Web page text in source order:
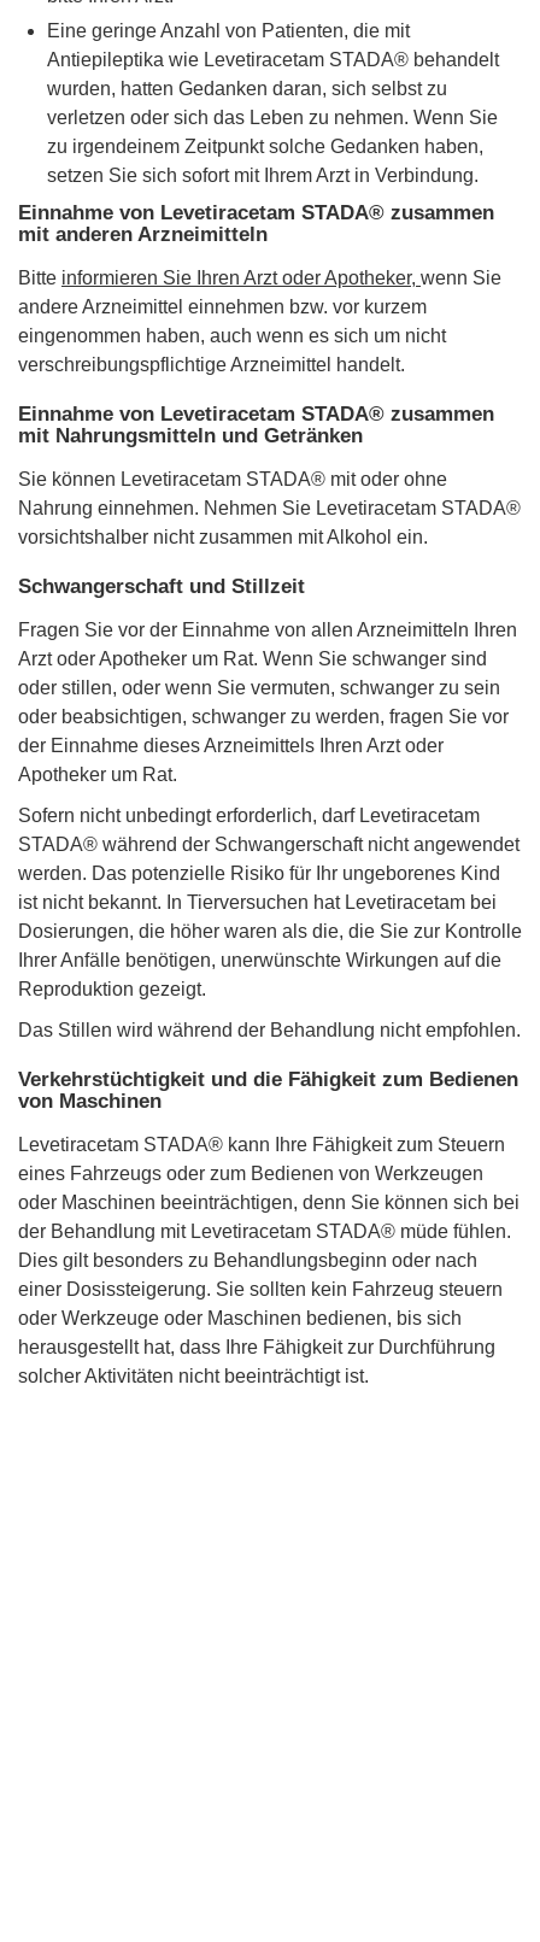
Eine geringe Anzahl von Patienten, die mit
Antiepileptika wie Levetiracetam STADA® behandelt
wurden, hatten Gedanken daran, sich selbst zu
verletzen oder sich das Leben zu nehmen. Wenn Sie
zu irgendeinem Zeitpunkt solche Gedanken haben,
setzen Sie sich sofort mit Ihrem Arzt in Verbindung.
Einnahme von Levetiracetam STADA® zusammen
mit anderen Arzneimitteln
Bitte informieren Sie Ihren Arzt oder Apotheker, wenn Sie
andere Arzneimittel einnehmen bzw. vor kurzem
eingenommen haben, auch wenn es sich um nicht
verschreibungspflichtige Arzneimittel handelt.
Einnahme von Levetiracetam STADA® zusammen
mit Nahrungsmitteln und Getränken
Sie können Levetiracetam STADA® mit oder ohne
Nahrung einnehmen. Nehmen Sie Levetiracetam STADA®
vorsichtshalber nicht zusammen mit Alkohol ein.
Schwangerschaft und Stillzeit
Fragen Sie vor der Einnahme von allen Arzneimitteln Ihren
Arzt oder Apotheker um Rat. Wenn Sie schwanger sind
oder stillen, oder wenn Sie vermuten, schwanger zu sein
oder beabsichtigen, schwanger zu werden, fragen Sie vor
der Einnahme dieses Arzneimittels Ihren Arzt oder
Apotheker um Rat.
Sofern nicht unbedingt erforderlich, darf Levetiracetam
STADA® während der Schwangerschaft nicht angewendet
werden. Das potenzielle Risiko für Ihr ungeborenes Kind
ist nicht bekannt. In Tierversuchen hat Levetiracetam bei
Dosierungen, die höher waren als die, die Sie zur Kontrolle
Ihrer Anfälle benötigen, unerwünschte Wirkungen auf die
Reproduktion gezeigt.
Das Stillen wird während der Behandlung nicht empfohlen.
Verkehrstüchtigkeit und die Fähigkeit zum Bedienen
von Maschinen
Levetiracetam STADA® kann Ihre Fähigkeit zum Steuern
eines Fahrzeugs oder zum Bedienen von Werkzeugen
oder Maschinen beeinträchtigen, denn Sie können sich bei
der Behandlung mit Levetiracetam STADA® müde fühlen.
Dies gilt besonders zu Behandlungsbeginn oder nach
einer Dosissteigerung. Sie sollten kein Fahrzeug steuern
oder Werkzeuge oder Maschinen bedienen, bis sich
herausgestellt hat, dass Ihre Fähigkeit zur Durchführung
solcher Aktivitäten nicht beeinträchtigt ist.